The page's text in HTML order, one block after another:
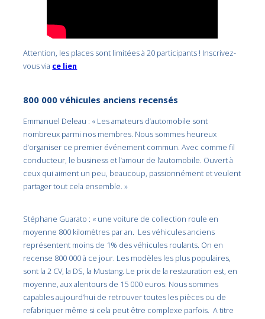
Attention, les places sont limitées à 20 participants ! Inscrivez-
vous via ce lien
800 000 véhicules anciens recensés
Emmanuel Deleau : « Les amateurs d’automobile sont
nombreux parmi nos membres. Nous sommes heureux
d’organiser ce premier événement commun. Avec comme fil
conducteur, le business et l’amour de l’automobile. Ouvert à
ceux qui aiment un peu, beaucoup, passionnément et veulent
partager tout cela ensemble. »
Stéphane Guarato : « une voiture de collection roule en
moyenne 800 kilomètres par an. Les véhicules anciens
représentent moins de 1% des véhicules roulants. On en
recense 800 000 à ce jour. Les modèles les plus populaires,
sont la 2 CV, la DS, la Mustang. Le prix de la restauration est, en
moyenne, aux alentours de 15 000 euros. Nous sommes
capables aujourd’hui de retrouver toutes les pièces ou de
refabriquer même si cela peut être complexe parfois. A titre